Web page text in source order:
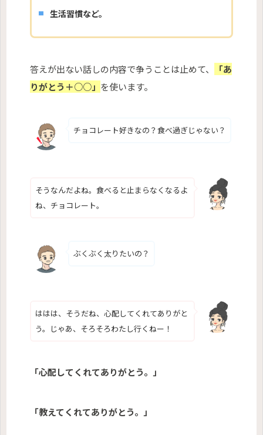
生活習慣など。
答えが出ない話しの内容で争うことは止めて、
「あ
りがとう＋○○」 を使います。
チョコレート好きなの？食べ過ぎじゃない？
そうなんだよね。食べると止まらなくなるよ
ね、チョコレート。
ぶくぶく太りたいの？
ははは、そうだね、心配してくれてありがと
う。じゃあ、そろそろわたし行くねー！
「心配してくれてありがとう。」
「教えてくれてありがとう。」